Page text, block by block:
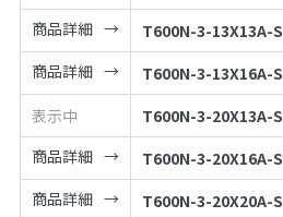
商品詳細
T600N-3-13X13A-S
商品詳細
T600N-3-13X16A-S
表示中
T600N-3-20X13A-S
商品詳細
T600N-3-20X16A-S
商品詳細
T600N-3-20X20A-S